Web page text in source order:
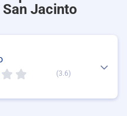
Jacinto
(3.6)